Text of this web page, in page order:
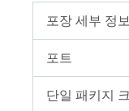
포장 세부 정보
포트
단일 패키지 크